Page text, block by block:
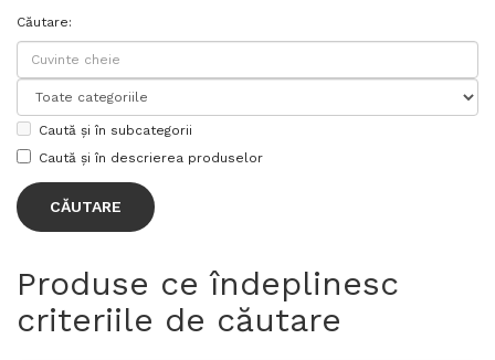
Căutare:
Caută și în subcategorii
Caută și în descrierea produselor
Produse ce îndeplinesc
criteriile de căutare